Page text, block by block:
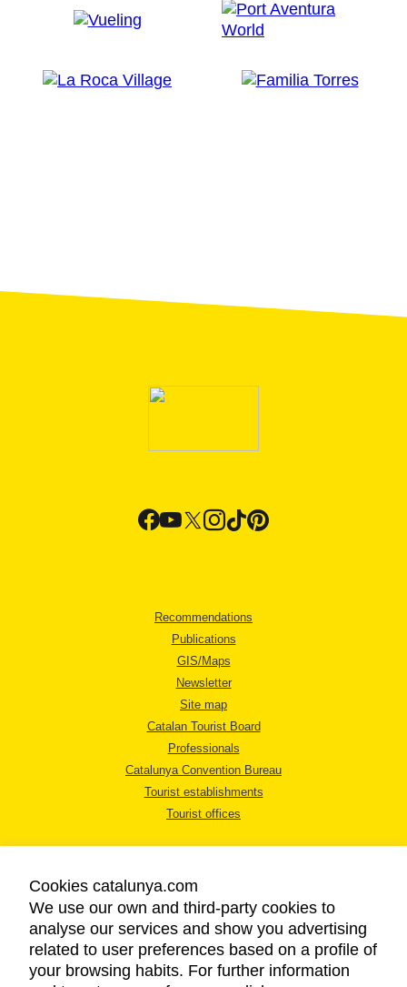
Recommendations
Publications
GIS/Maps
Newsletter
Site map
Catalan Tourist Board
Professionals
Catalunya Convention Bureau
Tourist establishments
Tourist offices
LEGAL NOTICE
PRIVACY POLICY
Cookies catalunya.com
We use our own and third-party cookies to
analyse our services and show you advertising
related to user preferences based on a profile of
your browsing habits. For further information